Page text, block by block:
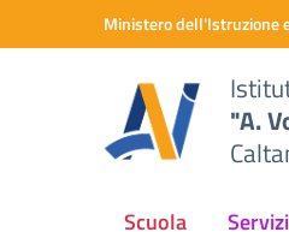
Vai ai contenuti
Vai al menu di navigazione
Ministero dell'Istruzione
"A.
Scuola Servizi